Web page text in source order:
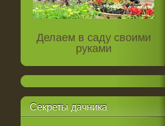
Делаем в саду своими
руками
Секреты дачника